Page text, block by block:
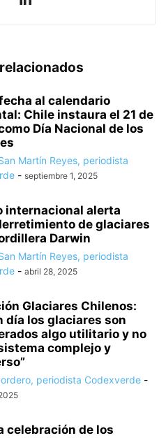
al calendario
Chile instaura el 21 de
Día Nacional de los
Martín Reyes, periodista
- septiembre 1, 2025
internacional alerta
de glaciares
Darwin
Martín Reyes, periodista
- abril 28, 2025
Glaciares Chilenos:
día los glaciares son
algo utilitario y no
complejo y
periodista Codexverde -
celebración de los